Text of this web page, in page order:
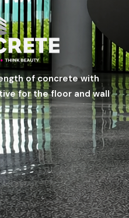
of concrete with
for the floor and wall